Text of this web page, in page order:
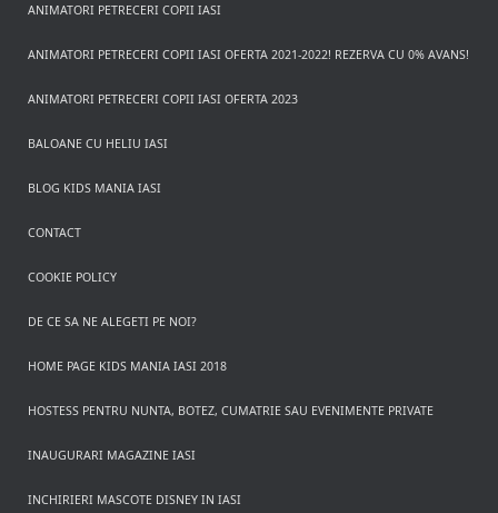
ANIMATORI PETRECERI COPII IASI
ANIMATORI PETRECERI COPII IASI OFERTA 2021-2022! REZERVA CU 0% AVANS!
ANIMATORI PETRECERI COPII IASI OFERTA 2023
BALOANE CU HELIU IASI
BLOG KIDS MANIA IASI
CONTACT
COOKIE POLICY
DE CE SA NE ALEGETI PE NOI?
HOME PAGE KIDS MANIA IASI 2018
HOSTESS PENTRU NUNTA, BOTEZ, CUMATRIE SAU EVENIMENTE PRIVATE
INAUGURARI MAGAZINE IASI
INCHIRIERI MASCOTE DISNEY IN IASI